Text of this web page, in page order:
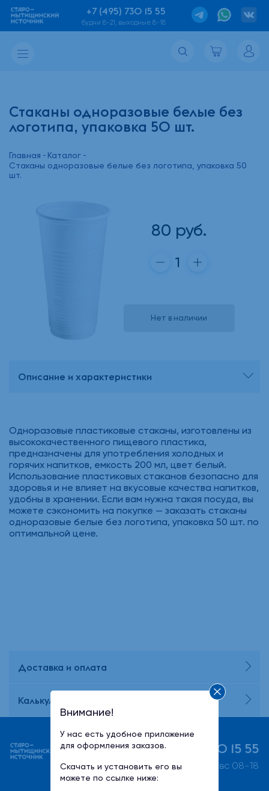
+7 (495) 730 15 55
будни 8-21, выходные 8-18
Стаканы одноразовые белые без
логотипа, упаковка 50 шт.
Главная
Каталог
Стаканы одноразовые белые без логотипа, упаковка 50
шт.
80 руб.
Нет в наличии
Описание и характеристики
Одноразовые пластиковые стаканы, изготовлены из
высококачественного пищевого пластика,
предназначены для употребления холодных и
горячих напитков, емкость 200 мл, цвет белый.
Использование пластиковых стаканов безопасно для
здоровья и не влияет на вкусовые качества напитков,
удобны в хранении. Если вам нужна такая посуда, вы
можете сэкономить на покупке — заказать стаканы
одноразовые белые без логотипа, упаковка 50 шт. по
оптимальной цене.
Доставка и оплата
Калькулятор потребления воды
+7 (495) 730 15 55
пн-пт 08-21, сб-вс 08-18
Внимание!
У нас есть удобное приложение
для оформления заказов.
Скачать и установить его вы
можете по ссылке ниже: